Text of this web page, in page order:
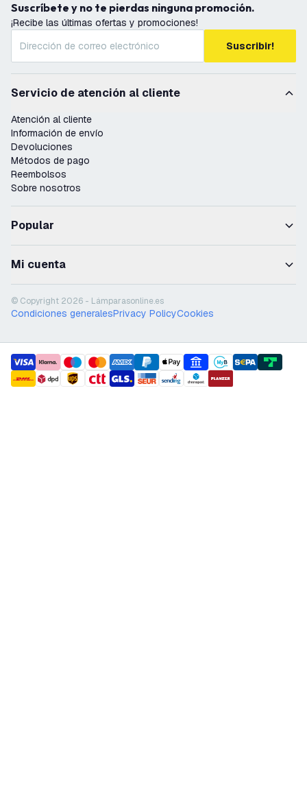
Suscríbete y no te pierdas ninguna promoción.
¡Recibe las últimas ofertas y promociones!
Suscribir!
Servicio de atención al cliente
Atención al cliente
Información de envío
Devoluciones
Métodos de pago
Reembolsos
Sobre nosotros
Popular
Mi cuenta
© Copyright 2026 - Lámparasonline.es
Condiciones generalesPrivacy PolicyCookies
payment methods
shipment methods